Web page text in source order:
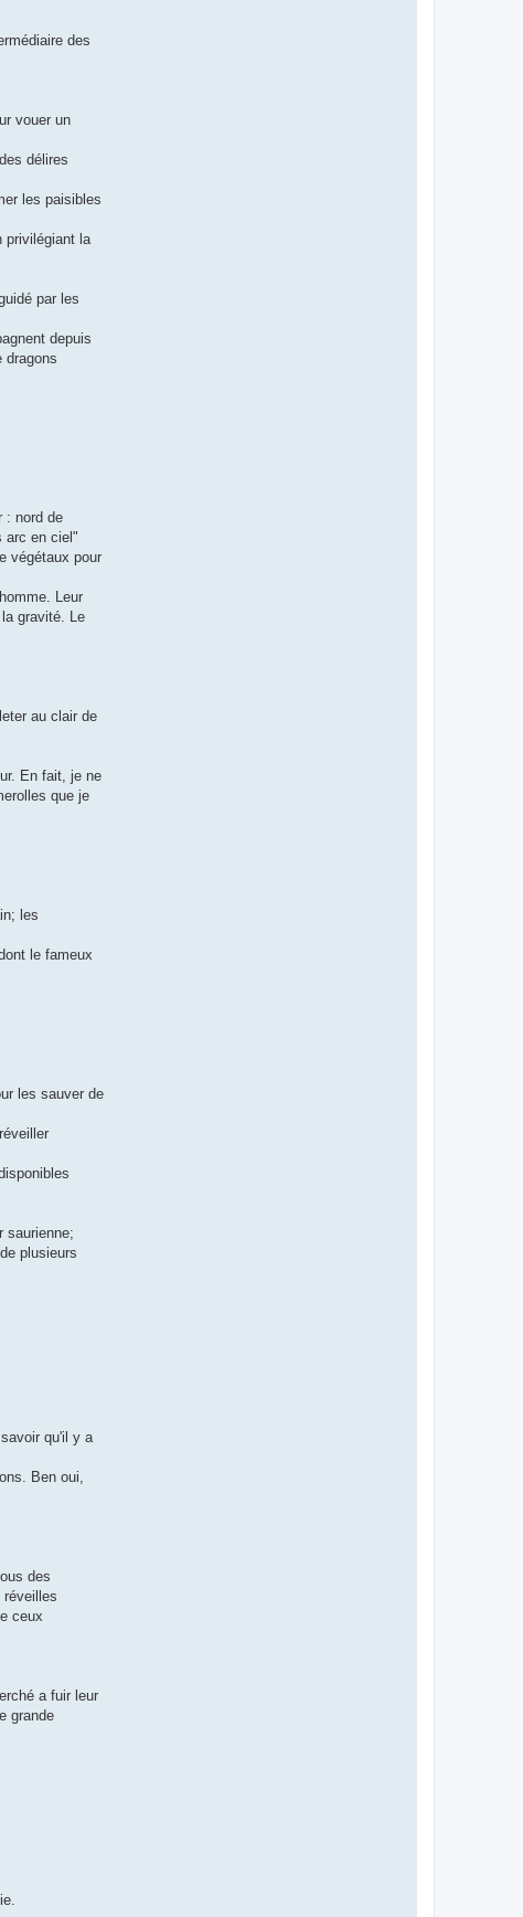
des
vouer un
délires
les paisibles
privilégiant la
par les
depuis
dragons
: nord de
arc en ciel"
végétaux pour
Leur
gravité. Le
au clair de
En fait, je ne
que je
les
le fameux
les sauver de
saurienne;
plusieurs
qu'il y a
Ben oui,
des
ceux
a fuir leur
grande